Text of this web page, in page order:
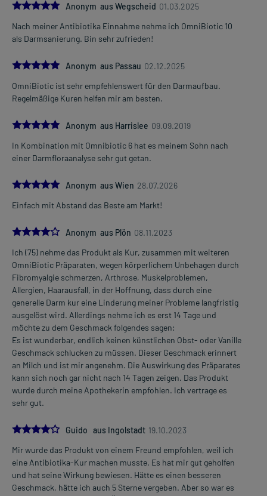
5.0Anonym aus Wegscheid 01.03.2025
Nach meiner Antibiotika Einnahme nehme ich OmniBiotic 10
als Darmsanierung. Bin sehr zufrieden!
5.0Anonym aus Passau 02.12.2025
OmniBiotic ist sehr empfehlenswert für den Darmaufbau.
Regelmäßige Kuren helfen mir am besten.
5.0Anonym aus Harrislee 09.09.2019
In Kombination mit Omnibiotic 6 hat es meinem Sohn nach
einer Darmfloraanalyse sehr gut getan.
5.0Anonym aus Wien 28.07.2026
Einfach mit Abstand das Beste am Markt!
4.0Anonym aus Plön 08.11.2023
Ich (75) nehme das Produkt als Kur, zusammen mit weiteren
OmniBiotic Präparaten, wegen körperlichem Unbehagen durch
Fibromyalgie schmerzen, Arthrose, Muskelproblemen,
Allergien, Haarausfall, in der Hoffnung, dass durch eine
generelle Darm kur eine Linderung meiner Probleme langfristig
ausgelöst wird. Allerdings nehme ich es erst 14 Tage und
möchte zu dem Geschmack folgendes sagen:
Es ist wunderbar, endlich keinen künstlichen Obst- oder Vanille
Geschmack schlucken zu müssen. Dieser Geschmack erinnert
an Milch und ist mir angenehm. Die Auswirkung des Präparates
kann sich noch gar nicht nach 14 Tagen zeigen. Das Produkt
wurde durch meine Apothekerin empfohlen. Ich vertrage es
sehr gut.
4.0
Guido aus Ingolstadt 19.10.2023
Mir wurde das Produkt von einem Freund empfohlen, weil ich
eine Antibiotika-Kur machen musste. Es hat mir gut geholfen
und hat seine Wirkung bewiesen. Hätte es einen besseren
Geschmack, hätte ich auch 5 Sterne vergeben. Aber so war es